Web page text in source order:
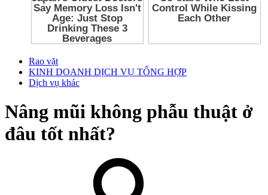
Rao vặt
KINH DOANH DỊCH VỤ TỔNG HỢP
Dịch vụ khác
Nâng mũi không phẫu thuật ở
đâu tốt nhất?